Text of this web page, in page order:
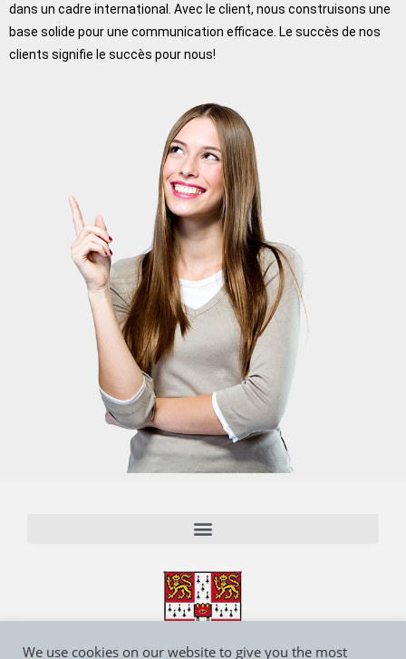
dans un cadre international. Avec le client, nous construisons une
base solide pour une communication efficace. Le succès de nos
clients signifie le succès pour nous!
We use cookies on our website to give you the most